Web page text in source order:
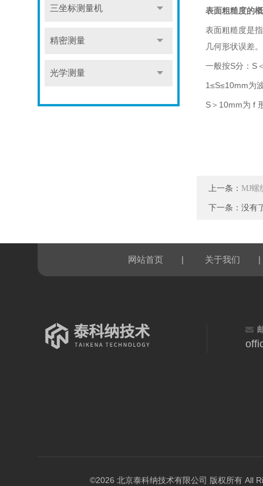
三坐标测量机
精密测量
光学测量
表面粗糙度的
表面粗糙度是
几何形状误差
一般按S分：S
1≤S≤10mm为
S＞10mm为 f
上一条： MJ螺
下一条：没有
网站首页 | 关于我们 |
©2026 北京泰科纳技术有限公司 版权所有 All